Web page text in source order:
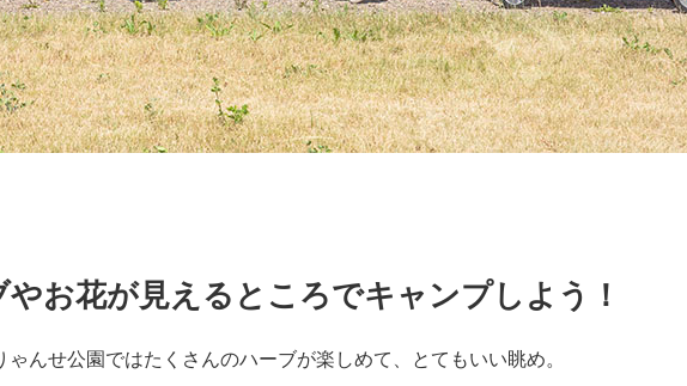
やお花が見えるところでキャンプしよう！
ゃんせ公園ではたくさんのハーブが楽しめて、とてもいい眺め。